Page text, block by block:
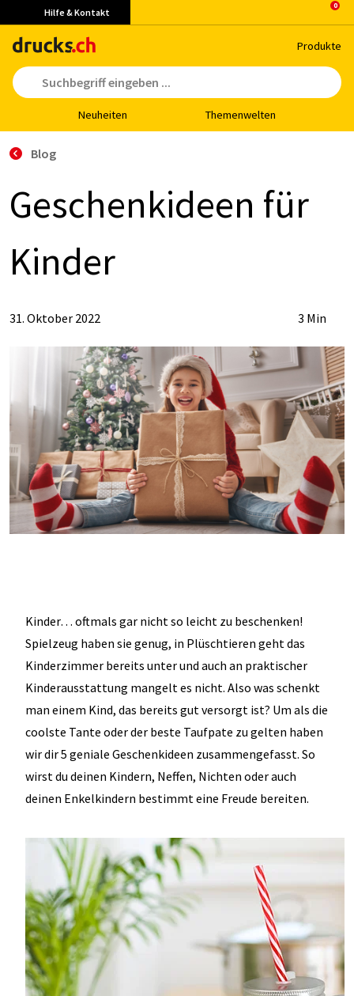
Hilfe & Kontakt
Pro­duk­te
Neu­hei­ten The­men­wel­ten
Blog
Ge­schenk­ide­en für
Kin­der
31. Oktober 2022 3 Min
Kinder… oftmals gar nicht so leicht zu beschenken!
Spielzeug haben sie genug, in Plüschtieren geht das
Kinderzimmer bereits unter und auch an praktischer
Kinderausstattung mangelt es nicht. Also was schenkt
man einem Kind, das bereits gut versorgt ist? Um als die
coolste Tante oder der beste Taufpate zu gelten haben
wir dir 5 geniale Geschenkideen zusammengefasst. So
wirst du deinen Kindern, Neffen, Nichten oder auch
deinen Enkelkindern bestimmt eine Freude bereiten.